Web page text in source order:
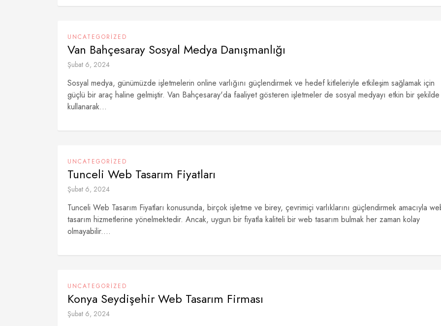
UNCATEGORIZED
Van Bahçesaray Sosyal Medya Danışmanlığı
Şubat 6, 2024
Sosyal medya, günümüzde işletmelerin online varlığını güçlendirmek ve hedef kitleleriyle etkileşim sağlamak için
güçlü bir araç haline gelmiştir. Van Bahçesaray'da faaliyet gösteren işletmeler de sosyal medyayı etkin bir şekilde
kullanarak...
UNCATEGORIZED
Tunceli Web Tasarım Fiyatları
Şubat 6, 2024
Tunceli Web Tasarım Fiyatları konusunda, birçok işletme ve birey, çevrimiçi varlıklarını güçlendirmek amacıyla
tasarım hizmetlerine yönelmektedir. Ancak, uygun bir fiyatla kaliteli bir web tasarım bulmak her zaman kolay
olmayabilir....
UNCATEGORIZED
Konya Seydişehir Web Tasarım Firması
Şubat 6, 2024